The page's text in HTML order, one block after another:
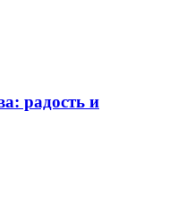
радость и